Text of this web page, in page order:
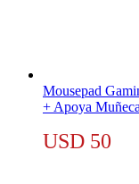
Mousepad
+ Apoya
USD 50